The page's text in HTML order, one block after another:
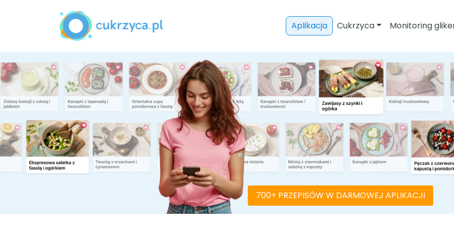
Aplikacja Cukrzyca Monitoring
700+ PRZEPISÓW W DARMOWEJ APLIKACJI